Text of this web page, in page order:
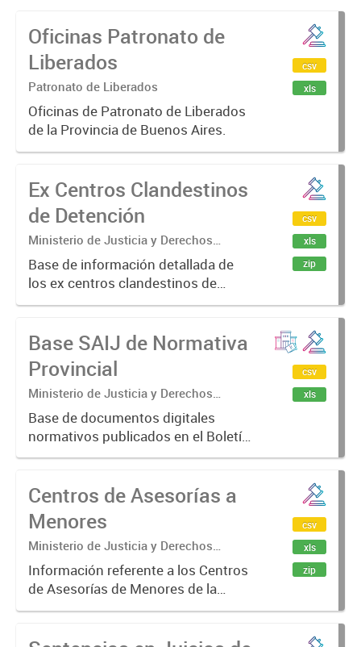
Oficinas Patronato de
Liberados
Patronato de Liberados
Oficinas de Patronato de Liberados
de la Provincia de Buenos Aires.
csv
xls
Ex Centros Clandestinos
de Detención
Ministerio de Justicia y Derechos
Humanos
Base de información detallada de
los ex centros clandestinos de
detención en la Provincia de
csv
xls
zip
Base SAIJ de Normativa
Provincial
Ministerio de Justicia y Derechos
Humanos. Secretaría de Justicia.
Dirección Nacional del Sistema
Argentino de Información Jurídica.
Base de documentos digitales
normativos publicados en el Boletín
Oficial de la provincia de Buenos
csv
xls
Centros de Asesorías a
Menores
Ministerio de Justicia y Derechos
Humanos.
Información referente a los Centros
de Asesorías de Menores de la
Provincia de Buenos Aires
csv
xls
zip